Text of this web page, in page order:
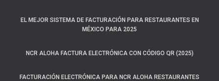
EL MEJOR SISTEMA DE FACTURACIÓN PARA RESTAURANTES EN
MÉXICO PARA 2025
NCR ALOHA FACTURA ELECTRÓNICA CON CÓDIGO QR (2025)
FACTURACIÓN ELECTRÓNICA PARA NCR ALOHA RESTAURANTES